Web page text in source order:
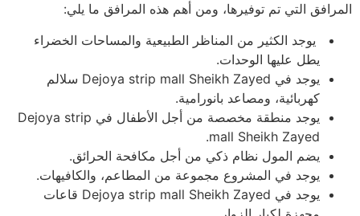
المرافق التي تم توفيرها، ومن أهم هذه المرافق ما يلي:
يوجد الكثير من المناظر الطبيعية والمساحات الخضراء
يطل عليها الوحدات.
يوجد في Dejoya strip mall Sheikh Zayed سلالم
كهربائية، ومصاعد بانورامية.
يوجد منطقة مخصصة من أجل الأطفال في Dejoya strip
mall Sheikh Zayed.
يضم المول نظام ذكي من أجل مكافحة الحرائق.
يوجد في المشروع مجموعة من المطاعم، والكافيهات.
يوجد في Dejoya strip mall Sheikh Zayed قاعات